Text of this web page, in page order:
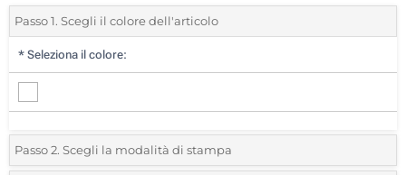
Passo 1. Scegli il colore dell'articolo
* Seleziona il colore:
Passo 2. Scegli la modalità di stampa